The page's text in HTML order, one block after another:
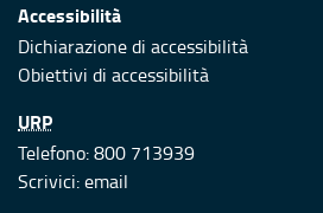
Accessibilità
Dichiarazione di accessibilità
Obiettivi di accessibilità
URP
Telefono: 800 713939
Scrivici:email